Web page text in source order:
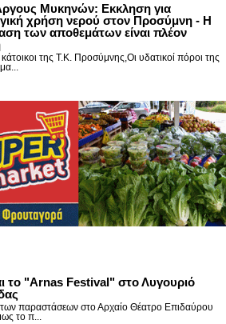
Μυκηνών: Εκκληση για
χρήση νερού στον Προσύμνη - Η
των αποθεμάτων είναι πλέον
της Τ.Κ. Προσύμνης,Οι υδατικοί πόροι της
το "Arnas Festival" στο Λυγουριό
παραστάσεων στο Αρχαίο Θέατρο Επιδαύρου
το π...